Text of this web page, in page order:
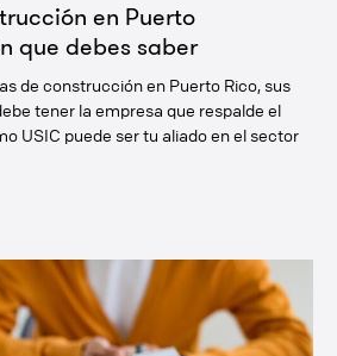
en Puerto
que debes saber
de construcción en Puerto Rico, sus
tener la empresa que respalde el
USIC puede ser tu aliado en el sector